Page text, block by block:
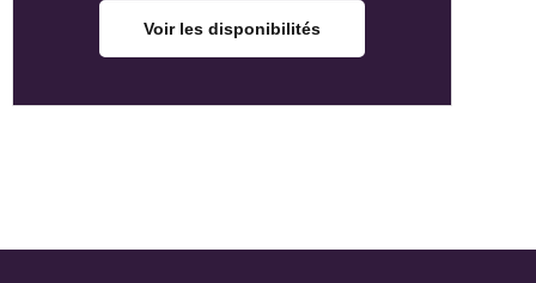
Voir les disponibilités